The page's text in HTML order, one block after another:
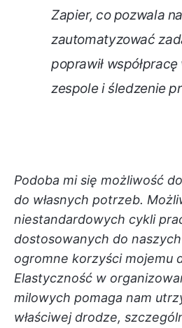
Zapier, co pozwala
zautomatyzować
poprawił
zespole i śledzenie
Podoba mi się możliwość
do własnych potrzeb.
niestandardowych cykli
dostosowanych do
ogromne korzyści mojemu
Elastyczność w
milowych pomaga nam
właściwej drodze,